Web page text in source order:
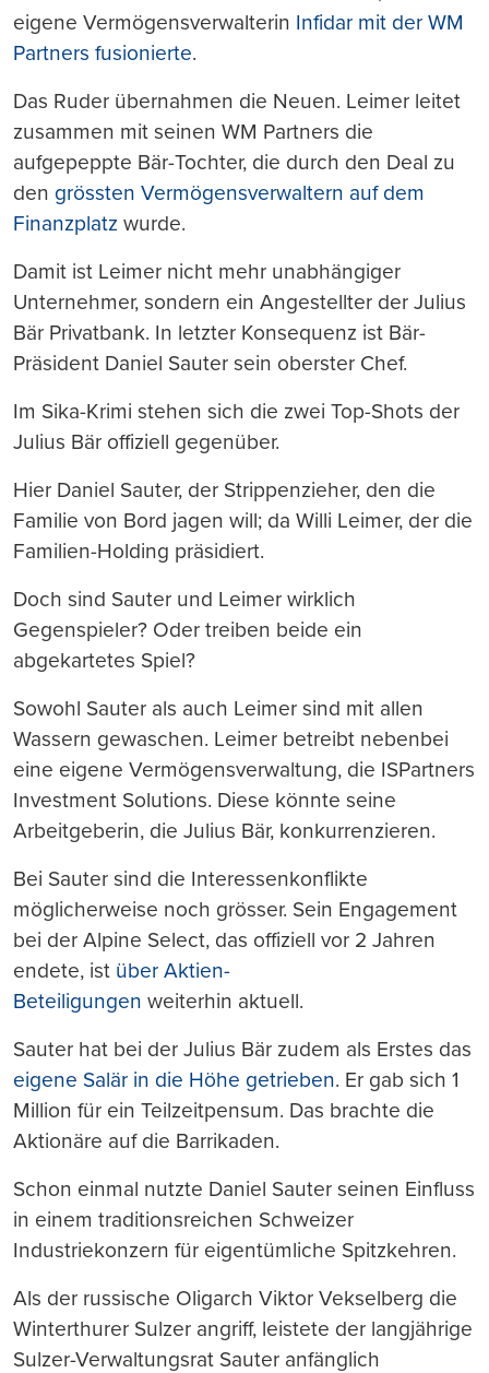
eigene Vermögensverwalterin Infidar mit der WM
Partners fusionierte.
Das Ruder übernahmen die Neuen. Leimer leitet
zusammen mit seinen WM Partners die
aufgepeppte Bär-Tochter, die durch den Deal zu
den grössten Vermögensverwaltern auf dem
Finanzplatz wurde.
Damit ist Leimer nicht mehr unabhängiger
Unternehmer, sondern ein Angestellter der Julius
Bär Privatbank. In letzter Konsequenz ist Bär-
Präsident Daniel Sauter sein oberster Chef.
Im Sika-Krimi stehen sich die zwei Top-Shots der
Julius Bär offiziell gegenüber.
Hier Daniel Sauter, der Strippenzieher, den die
Familie von Bord jagen will; da Willi Leimer, der die
Familien-Holding präsidiert.
Doch sind Sauter und Leimer wirklich
Gegenspieler? Oder treiben beide ein
abgekartetes Spiel?
Sowohl Sauter als auch Leimer sind mit allen
Wassern gewaschen. Leimer betreibt nebenbei
eine eigene Vermögensverwaltung, die ISPartners
Investment Solutions. Diese könnte seine
Arbeitgeberin, die Julius Bär, konkurrenzieren.
Bei Sauter sind die Interessenkonflikte
möglicherweise noch grösser. Sein Engagement
bei der Alpine Select, das offiziell vor 2 Jahren
endete, ist über Aktien-
Beteiligungen weiterhin aktuell.
Sauter hat bei der Julius Bär zudem als Erstes das
eigene Salär in die Höhe getrieben. Er gab sich 1
Million für ein Teilzeitpensum. Das brachte die
Aktionäre auf die Barrikaden.
Schon einmal nutzte Daniel Sauter seinen Einfluss
in einem traditionsreichen Schweizer
Industriekonzern für eigentümliche Spitzkehren.
Als der russische Oligarch Viktor Vekselberg die
Winterthurer Sulzer angriff, leistete der langjährige
Sulzer-Verwaltungsrat Sauter anfänglich